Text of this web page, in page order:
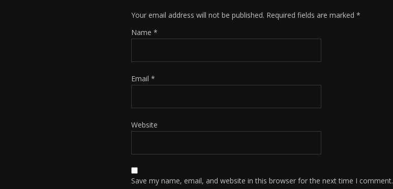
Your email address will not be published. Required fields are marked *
Name *
Email *
Website
Save my name, email, and website in this browser for the next time I comment.